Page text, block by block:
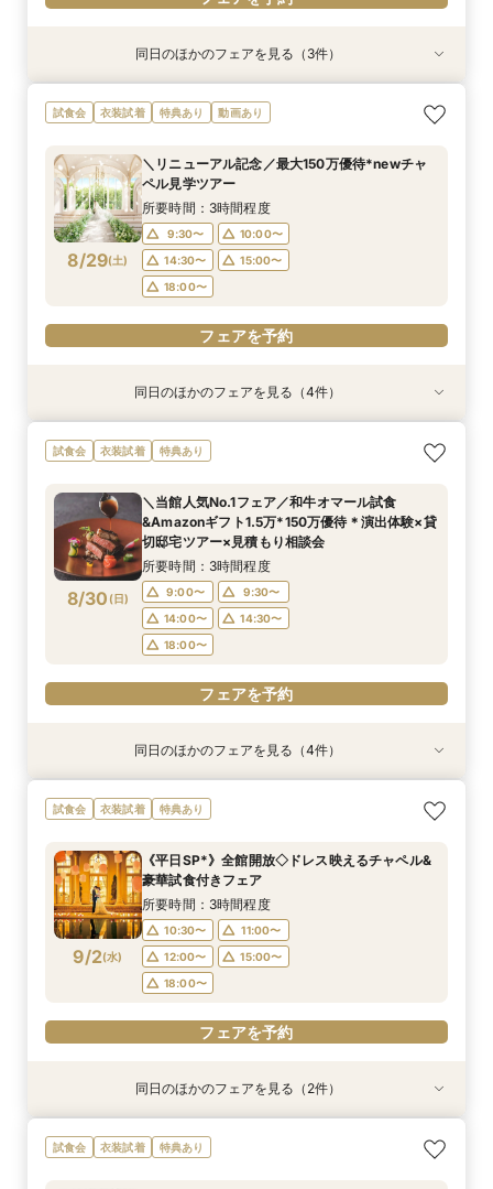
衣装試着 特典あり
8/28(金
＜初めての式場見学＞心躍る花嫁の第一歩♪ゆっ
たり相談＆見学会
10:30〜
12:00〜
15:00〜
18:00〜
フェアを予約
特典あり
8/28(金
<30名までの少人数Wに◎>貸切邸宅で叶えるカ
ジュアル婚×試食会
10:30〜
12:00〜
15:00〜
18:00〜
フェアを予約
8/28(金
直前予約OK◆クイック相談会◆90分でParty見
学＆見積り&会場比較
10:30〜
15:00〜
16:00〜
フェアを予約
同日のほかのフェアを見る（3件）
試食会 衣装試着 特典あり 動画あり
8/29(土)
＼リニューアル記念／最大150万優待*newチャ
ペル見学ツアー
所要時間：3時間程度
9:30〜
10:00〜
14:30〜
15:00〜
18:00〜
フェアを予約
特典あり 動画あり
8/29(土)
【マイナビBIG限定フェア】《初見学におすすめ
◎》イメージが膨らむ*花嫁ALL体験&絶品試食
10:00〜
14:30〜
15:00〜
18:00〜
フェアを予約
特典あり
8/29(土)
【料理重視の方へ◎】和牛&オマール試食*料理
特典付*2.5h相談会
10:00〜
14:30〜
15:00〜
フェアを予約
特典あり
8/29(土)
ご予算重視の方へ◆シンプル婚＆パパママ婚◆お
見積徹底サポート
9:30〜
14:00〜
14:30〜
フェアを予約
特典あり
8/29(土)
【10～30名*少人数検討の方へ】貸切邸宅で叶え
るアットホームW×豪華試食
9:30〜
14:00〜
14:30〜
18:00〜
フェアを予約
同日のほかのフェアを見る（4件）
試食会 衣装試着 特典あり
8/30 (日)
＼当館人気No.1フェア／和牛オマール試食
&Amazonギフト1.5万*150万優待＊演出体験×貸
切邸宅ツアー×見積もり相談会
所要時間：3時間程度
9:00〜
9:30〜
14:00〜
14:30〜
18:00〜
フェアを予約
特典あり
8/30(日)
ご予算重視の方へ◆シンプル婚＆パパママ婚◆お
見積徹底サポート
9:00〜
9:30〜
14:00〜
14:30〜
フェアを予約
特典あり
8/30(日)
【10～30名*少人数検討の方へ】貸切邸宅で叶え
るアットホームW×豪華試食
9:00〜
9:30〜
14:00〜
14:30〜
18:00〜
フェアを予約
特典あり
8/30(日)
【全館貸切◇ペット婚におすすめ】豪華試食×
ペット衣装付フェア
9:00〜
9:30〜
14:00〜
14:30〜
フェアを予約
特典あり
8/30(日)
【初見学でも安心♪】会場見学ツアー×絶品試食×
見積り相談会
9:00〜
9:30〜
14:00〜
14:30〜
18:00〜
フェアを予約
同日のほかのフェアを見る（4件）
試食会 衣装試着 特典あり
9/2(水)
《平日SP*》全館開放◇ドレス映えるチャペル&
豪華試食付きフェア
所要時間：3時間程度
10:30〜
11:00〜
12:00〜
15:00〜
18:00〜
フェアを予約
衣装試着 特典あり
＜初めての式場見学＞心躍る花嫁の第一歩♪ゆっ
たり相談＆見学会
特典あり
<30名までの少人数Wに◎>貸切邸宅で叶えるカ
ジュアル婚×試食会
同日のほかのフェアを見る（2件）
試食会 衣装試着 特典あり